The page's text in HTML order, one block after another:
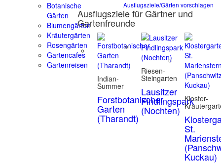
Botanische
Gärten
Blumengärten
Kräutergärten
Rosengärten
Gartencafes
Gartenreisen
Ausflugsziele/Gärten vorschlagen
Ausflugsziele für Gärtner und
Gartenfreunde
Indian-
Summer
Forstbotanischer
Garten
(Tharandt)
Riesen-
Steingarten
Lausitzer
Findlingspark
(Nochten)
Kloster-
St.
Kuckau)